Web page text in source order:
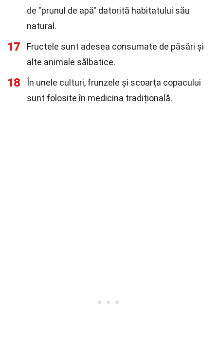
de "prunul de apă" datorită habitatului său
natural.
17
Fructele sunt adesea consumate de păsări și
alte animale sălbatice.
18
În unele culturi, frunzele și scoarța copacului
sunt folosite în medicina tradițională.